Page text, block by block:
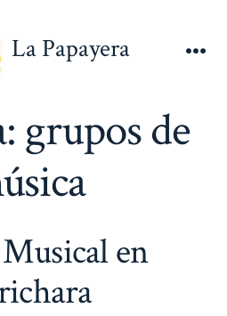
La Papayera
grupos de
en